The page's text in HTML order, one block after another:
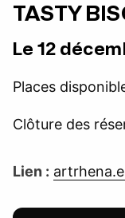
TASTY
Le 12
Places
Clôture des
Lien :